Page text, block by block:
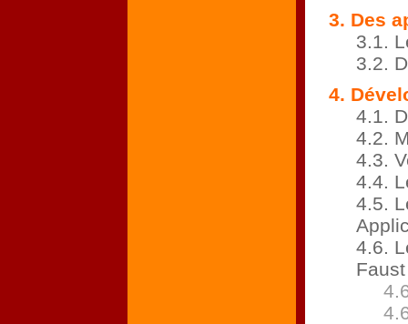
3. Des
3.1.
3.2.
4.
4.1.
4.2.
4.3.
4.4.
4.5.
4.6.
Faust